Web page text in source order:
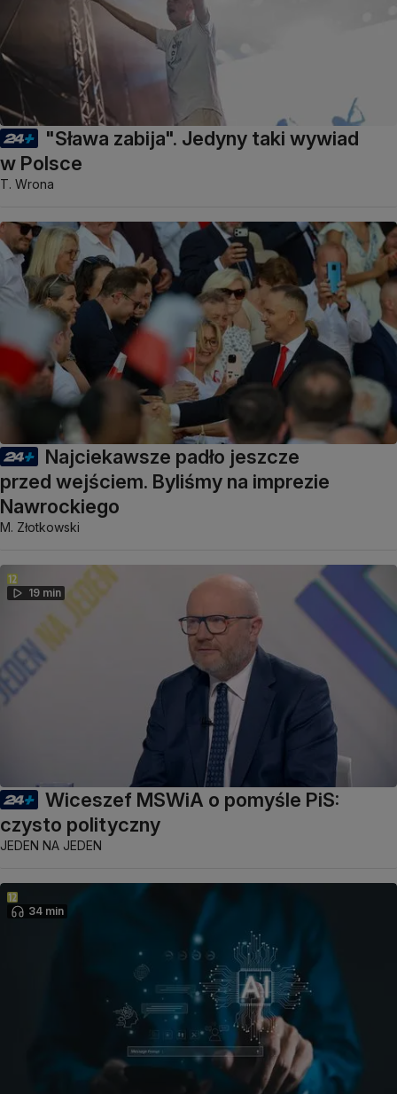
"Sława zabija". Jedyny taki wywiad
w Polsce
T. Wrona
Najciekawsze padło jeszcze
przed wejściem. Byliśmy na imprezie
Nawrockiego
M. Złotkowski
19 min
Wiceszef MSWiA o pomyśle PiS:
czysto polityczny
JEDEN NA JEDEN
34 min